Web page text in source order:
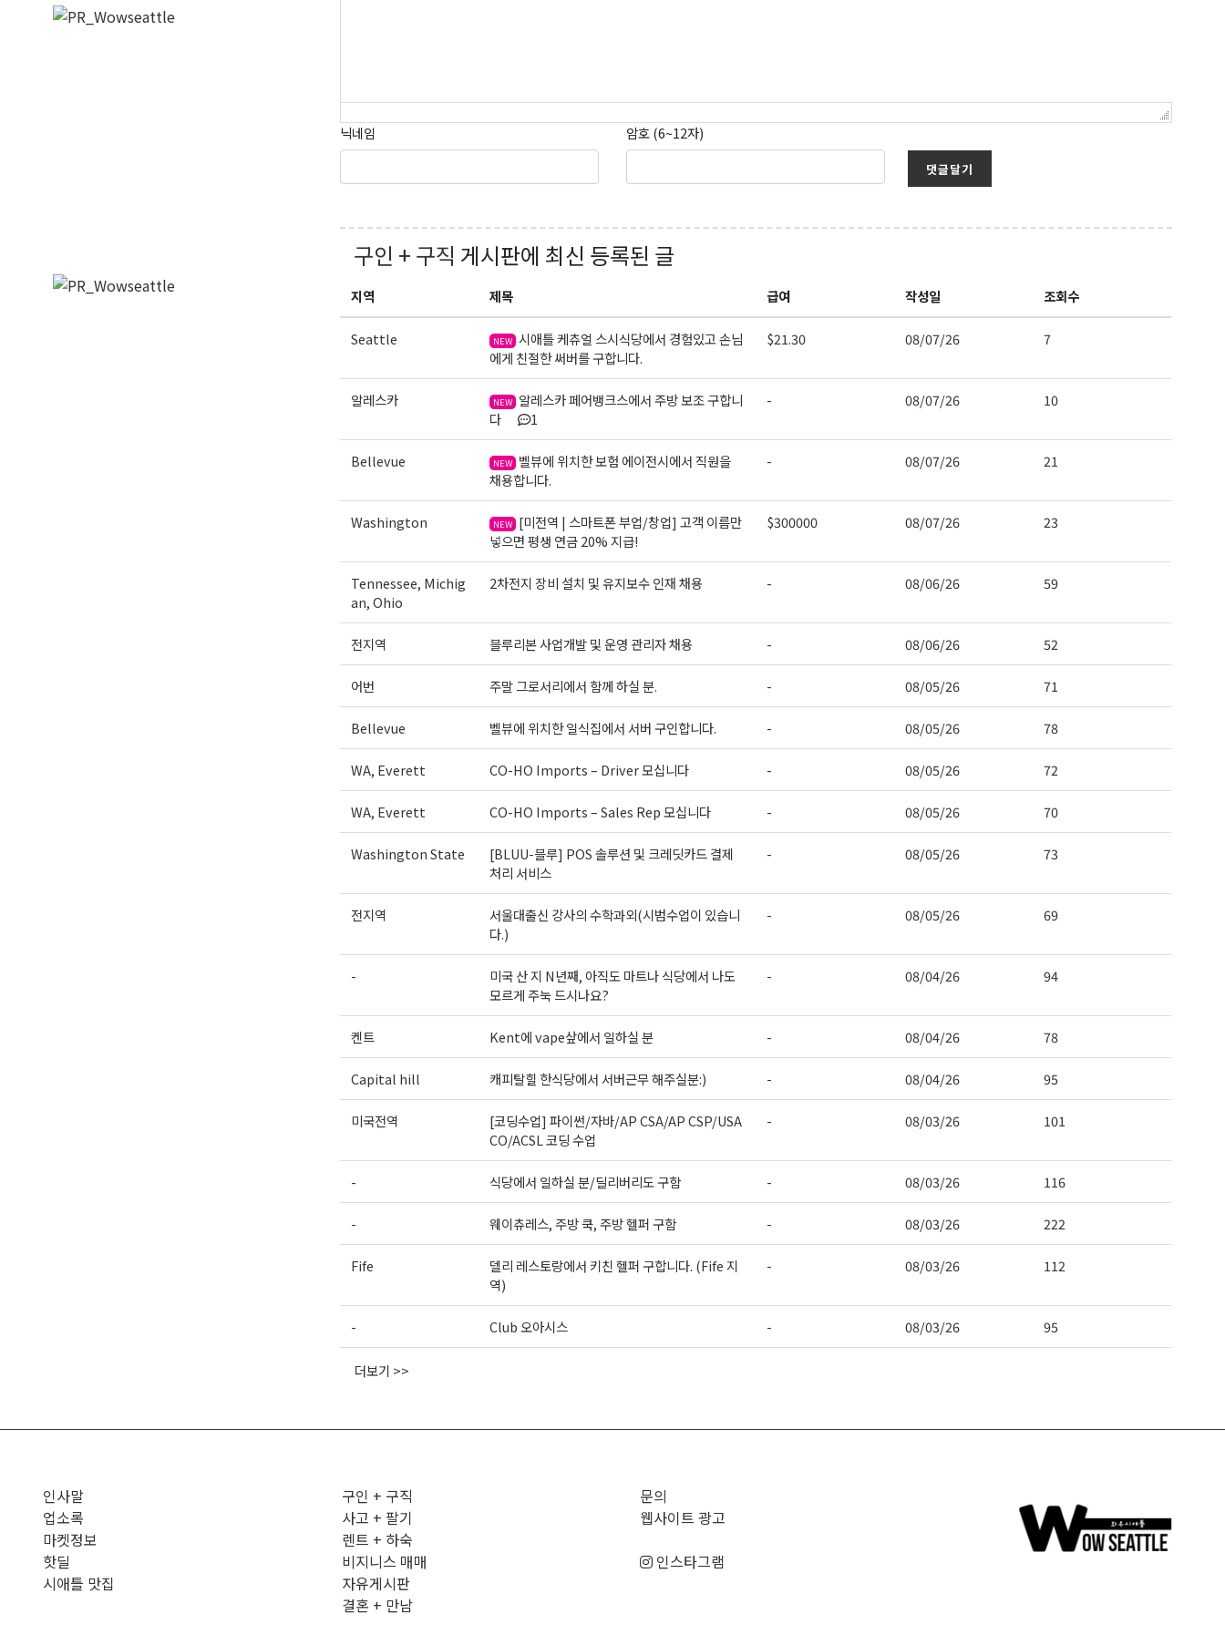
닉네임 암호 (6~12자)
댓글달기
구인 + 구직 게시판에 최신 등록된 글
지역 제목 급여 작성일 조회수
Seattle NEW 시애틀 케츄얼 스시식당에서 경험있고 손님
에게 친절한 써버를 구합니다.
$21.30 08/07/26 7
알레스카 NEW 알레스카 페어뱅크스에서 주방 보조 구합니
다
1
- 08/07/26 10
Bellevue NEW 벨뷰에 위치한 보험 에이전시에서 직원을
채용합니다.
- 08/07/26 21
Washington NEW [미전역 | 스마트폰 부업/창업] 고객 이름만
넣으면 평생 연금 20% 지급!
$300000 08/07/26 23
Tennessee, Michig
an, Ohio
2차전지 장비 설치 및 유지보수 인재 채용 - 08/06/26 59
전지역 블루리본 사업개발 및 운영 관리자 채용 - 08/06/26 52
어번 주말 그로서리에서 함께 하실 분. - 08/05/26 71
Bellevue 벨뷰에 위치한 일식집에서 서버 구인합니다. - 08/05/26 78
WA, Everett CO-HO Imports – Driver 모십니다 - 08/05/26 72
WA, Everett CO-HO Imports – Sales Rep 모십니다 - 08/05/26 70
Washington State
[BLUU-블루] POS 솔루션 및 크레딧카드 결제
처리 서비스
- 08/05/26 73
전지역
서울대출신 강사의 수학과외(시범수업이 있습니
다.)
- 08/05/26 69
-
미국 산 지 N년째, 아직도 마트나 식당에서 나도
모르게 주눅 드시나요?
- 08/04/26 94
켄트 Kent에 vape샆에서 일하실 분 - 08/04/26 78
Capital hill 캐피탈힐 한식당에서 서버근무 해주실분:) - 08/04/26 95
미국전역
[코딩수업] 파이썬/자바/AP CSA/AP CSP/USA
CO/ACSL 코딩 수업
- 08/03/26 101
- 식당에서 일하실 분/딜리버리도 구함 - 08/03/26 116
- 웨이츄레스, 주방 쿡, 주방 헬퍼 구함 - 08/03/26 222
Fife
델리 레스토랑에서 키친 헬퍼 구합니다. (Fife 지
역)
- 08/03/26 112
- Club 오아시스 - 08/03/26 95
더보기 >>
인사말
업소록
마켓정보
핫딜
시애틀 맛집
구인 + 구직
사고 + 팔기
렌트 + 하숙
비지니스 매매
자유게시판
결혼 + 만남
문의
웹사이트 광고
인스타그램